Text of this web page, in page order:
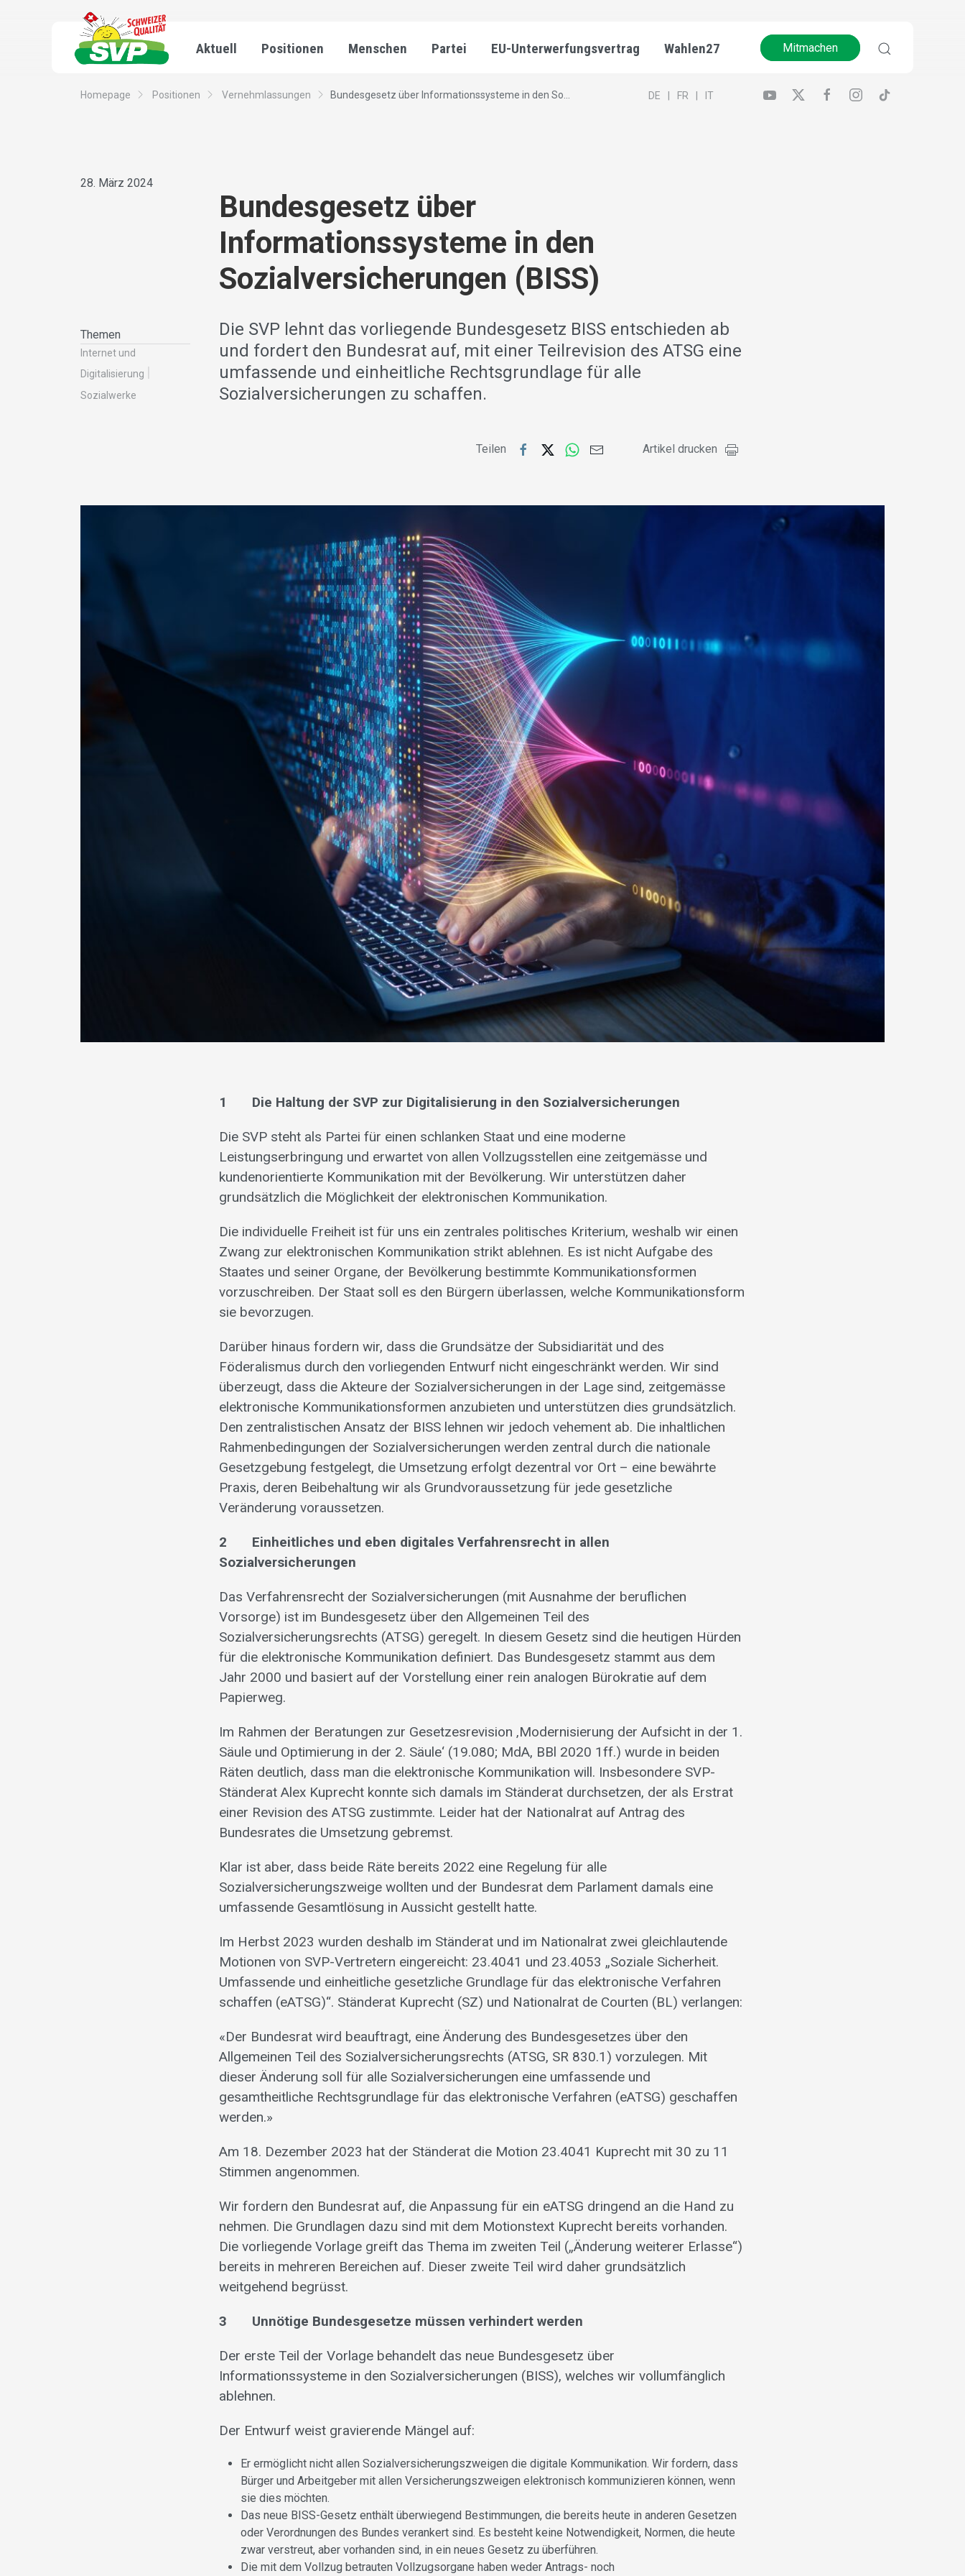
Aktuell Positionen Menschen Partei EU-Unterwerfungsvertrag Wahlen27 Mitmachen
Homepage Positionen Vernehmlassungen Bundesgesetz über Informationssysteme in den So... DE FR IT
28. März 2024
Themen
Internet und
Digitalisierung
Sozialwerke
Bundesgesetz über
Informationssysteme in den
Sozialversicherungen (BISS)
Die SVP lehnt das vorliegende Bundesgesetz BISS entschieden ab
und fordert den Bundesrat auf, mit einer Teilrevision des ATSG eine
umfassende und einheitliche Rechtsgrundlage für alle
Sozialversicherungen zu schaffen.
Teilen Artikel drucken
1 Die Haltung der SVP zur Digitalisierung in den Sozialversicherungen
Die SVP steht als Partei für einen schlanken Staat und eine moderne
Leistungserbringung und erwartet von allen Vollzugsstellen eine zeitgemässe und
kundenorientierte Kommunikation mit der Bevölkerung. Wir unterstützen daher
grundsätzlich die Möglichkeit der elektronischen Kommunikation.
Die individuelle Freiheit ist für uns ein zentrales politisches Kriterium, weshalb wir einen
Zwang zur elektronischen Kommunikation strikt ablehnen. Es ist nicht Aufgabe des
Staates und seiner Organe, der Bevölkerung bestimmte Kommunikationsformen
vorzuschreiben. Der Staat soll es den Bürgern überlassen, welche Kommunikationsform
sie bevorzugen.
Darüber hinaus fordern wir, dass die Grundsätze der Subsidiarität und des
Föderalismus durch den vorliegenden Entwurf nicht eingeschränkt werden. Wir sind
überzeugt, dass die Akteure der Sozialversicherungen in der Lage sind, zeitgemässe
elektronische Kommunikationsformen anzubieten und unterstützen dies grundsätzlich.
Den zentralistischen Ansatz der BISS lehnen wir jedoch vehement ab. Die inhaltlichen
Rahmenbedingungen der Sozialversicherungen werden zentral durch die nationale
Gesetzgebung festgelegt, die Umsetzung erfolgt dezentral vor Ort – eine bewährte
Praxis, deren Beibehaltung wir als Grundvoraussetzung für jede gesetzliche
Veränderung voraussetzen.
2 Einheitliches und eben digitales Verfahrensrecht in allen
Sozialversicherungen
Das Verfahrensrecht der Sozialversicherungen (mit Ausnahme der beruflichen
Vorsorge) ist im Bundesgesetz über den Allgemeinen Teil des
Sozialversicherungsrechts (ATSG) geregelt. In diesem Gesetz sind die heutigen Hürden
für die elektronische Kommunikation definiert. Das Bundesgesetz stammt aus dem
Jahr 2000 und basiert auf der Vorstellung einer rein analogen Bürokratie auf dem
Papierweg.
Im Rahmen der Beratungen zur Gesetzesrevision ‚Modernisierung der Aufsicht in der 1.
Säule und Optimierung in der 2. Säule‘ (19.080; MdA, BBl 2020 1ff.) wurde in beiden
Räten deutlich, dass man die elektronische Kommunikation will. Insbesondere SVP-
Ständerat Alex Kuprecht konnte sich damals im Ständerat durchsetzen, der als Erstrat
einer Revision des ATSG zustimmte. Leider hat der Nationalrat auf Antrag des
Bundesrates die Umsetzung gebremst.
Klar ist aber, dass beide Räte bereits 2022 eine Regelung für alle
Sozialversicherungszweige wollten und der Bundesrat dem Parlament damals eine
umfassende Gesamtlösung in Aussicht gestellt hatte.
Im Herbst 2023 wurden deshalb im Ständerat und im Nationalrat zwei gleichlautende
Motionen von SVP-Vertretern eingereicht: 23.4041 und 23.4053 „Soziale Sicherheit.
Umfassende und einheitliche gesetzliche Grundlage für das elektronische Verfahren
schaffen (eATSG)“. Ständerat Kuprecht (SZ) und Nationalrat de Courten (BL) verlangen:
«Der Bundesrat wird beauftragt, eine Änderung des Bundesgesetzes über den
Allgemeinen Teil des Sozialversicherungsrechts (ATSG, SR 830.1) vorzulegen. Mit
dieser Änderung soll für alle Sozialversicherungen eine umfassende und
gesamtheitliche Rechtsgrundlage für das elektronische Verfahren (eATSG) geschaffen
werden.»
Am 18. Dezember 2023 hat der Ständerat die Motion 23.4041 Kuprecht mit 30 zu 11
Stimmen angenommen.
Wir fordern den Bundesrat auf, die Anpassung für ein eATSG dringend an die Hand zu
nehmen. Die Grundlagen dazu sind mit dem Motionstext Kuprecht bereits vorhanden.
Die vorliegende Vorlage greift das Thema im zweiten Teil („Änderung weiterer Erlasse“)
bereits in mehreren Bereichen auf. Dieser zweite Teil wird daher grundsätzlich
weitgehend begrüsst.
3 Unnötige Bundesgesetze müssen verhindert werden
Der erste Teil der Vorlage behandelt das neue Bundesgesetz über
Informationssysteme in den Sozialversicherungen (BISS), welches wir vollumfänglich
ablehnen.
Der Entwurf weist gravierende Mängel auf:
Er ermöglicht nicht allen Sozialversicherungszweigen die digitale Kommunikation. Wir fordern, dass
Bürger und Arbeitgeber mit allen Versicherungszweigen elektronisch kommunizieren können, wenn
sie dies möchten.
Das neue BISS-Gesetz enthält überwiegend Bestimmungen, die bereits heute in anderen Gesetzen
oder Verordnungen des Bundes verankert sind. Es besteht keine Notwendigkeit, Normen, die heute
zwar verstreut, aber vorhanden sind, in ein neues Gesetz zu überführen.
Die mit dem Vollzug betrauten Vollzugsorgane haben weder Antrags- noch